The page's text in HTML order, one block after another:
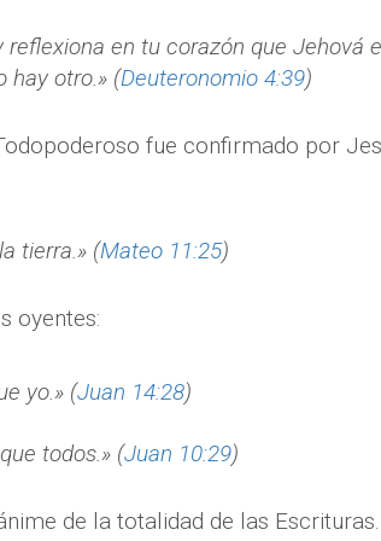
reflexiona en tu corazón que Jehová
hay otro.» (Deuteronomio 4:39)
fue confirmado por
tierra.» (Mateo 11:25)
oyentes:
yo.» (Juan 14:28)
todos.» (Juan 10:29)
de la totalidad de las